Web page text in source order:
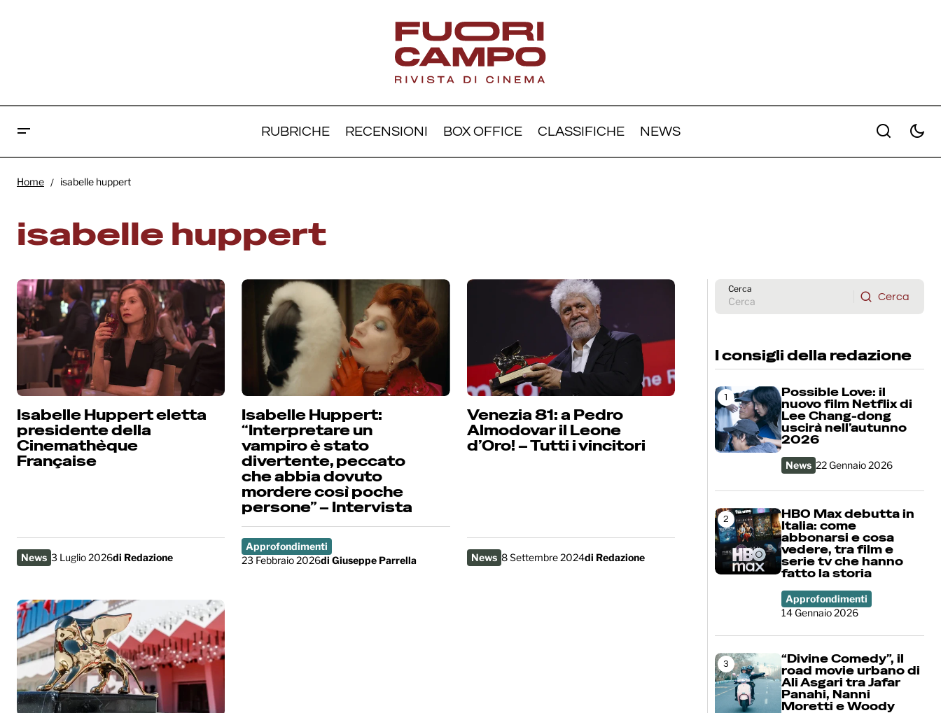
RUBRICHE RECENSIONI BOX OFFICE CLASSIFICHE NEWS
Home isabelle huppert
isabelle huppert
Isabelle Huppert eletta
presidente della
Cinemathèque
Française
News 3 Luglio 2026di Redazione
Isabelle Huppert:
“Interpretare un
vampiro è stato
divertente, peccato
che abbia dovuto
mordere così poche
persone” – Intervista
Approfondimenti
23 Febbraio 2026di Giuseppe Parrella
Venezia 81: a Pedro
Almodovar il Leone
d’Oro! – Tutti i vincitori
News 8 Settembre 2024di Redazione
Cerca
Cerca
I consigli della redazione
1
Possible Love: il
nuovo film Netflix di
Lee Chang-dong
uscirà nell’autunno
2026
News 22 Gennaio 2026
2
HBO Max debutta in
Italia: come
abbonarsi e cosa
vedere, tra film e
serie tv che hanno
fatto la storia
Approfondimenti
14 Gennaio 2026
3
“Divine Comedy”, il
road movie urbano di
Ali Asgari tra Jafar
Panahi, Nanni
Moretti e Woody